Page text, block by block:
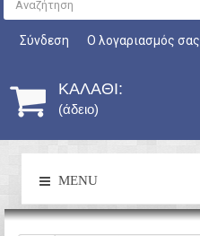
Σύνδεση Ο λογαριασμός σας
ΚΑΛΆΘΙ:
(άδειο)
MENU